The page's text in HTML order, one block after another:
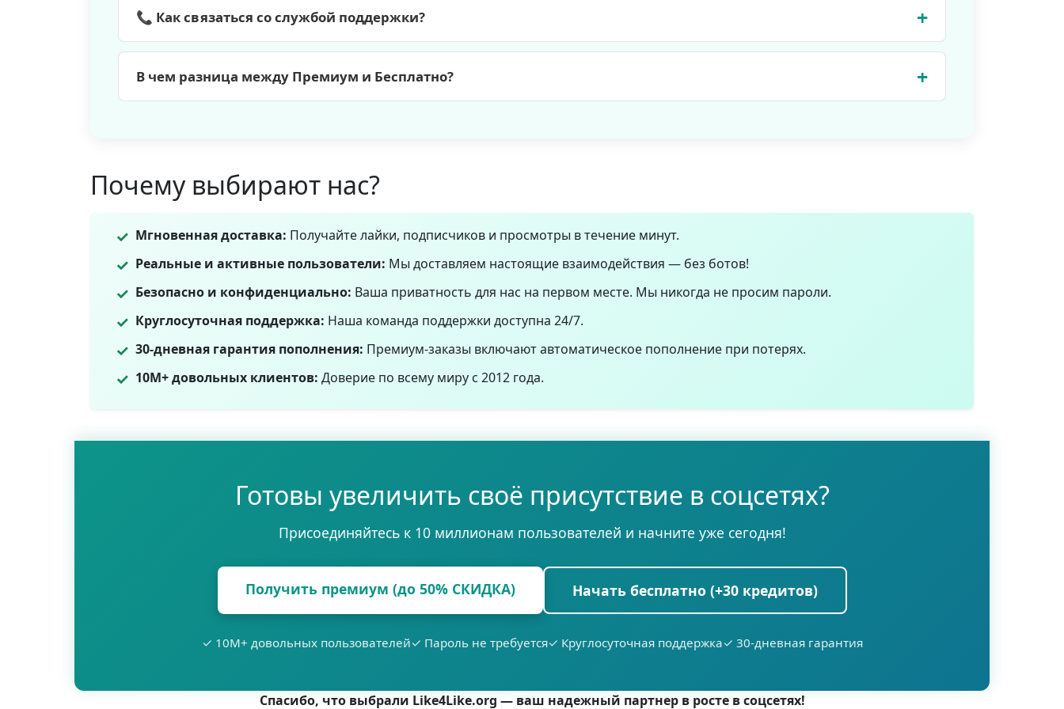
возврат средств. Свяжитесь с нашей службой поддержки для помощи.
📞 Как связаться со службой поддержки?
Премиум-пользователи получают приоритетную поддержку 24/7 по электронной почте и в чате. Бесплатные пользователи
могут воспользоваться нашим обширным центром помощи. Посетите нашу
В чем разница между Премиум и Бесплатно?
Почему выбирают нас?
✓ Мгновенная доставка: Получайте лайки, подписчиков и просмотры в течение минут.
✓ Реальные и активные пользователи: Мы доставляем настоящие взаимодействия — без ботов!
✓ Безопасно и конфиденциально: Ваша приватность для нас на первом месте. Мы никогда не просим пароли.
✓ Круглосуточная поддержка: Наша команда поддержки доступна 24/7.
✓ 30-дневная гарантия пополнения: Премиум-заказы включают автоматическое пополнение при потерях.
✓ 10M+ довольных клиентов: Доверие по всему миру с 2012 года.
Готовы увеличить своё присутствие в соцсетях?
Присоединяйтесь к 10 миллионам пользователей и начните уже сегодня!
Получить премиум (до 50% СКИДКА) Начать бесплатно (+30 кредитов)
✓ 10M+ довольных пользователей✓ Пароль не требуется✓ Круглосуточная поддержка✓ 30-дневная гарантия
Спасибо, что выбрали Like4Like.org — ваш надежный партнер в росте в соцсетях!